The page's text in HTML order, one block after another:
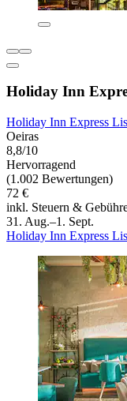
Holiday Inn
Holiday Inn Express
Oeiras
8,8/10
Hervorragend
(1.002 Bewertungen)
72 €
inkl. Steuern &
31. Aug.–1. Sept.
Holiday Inn Express